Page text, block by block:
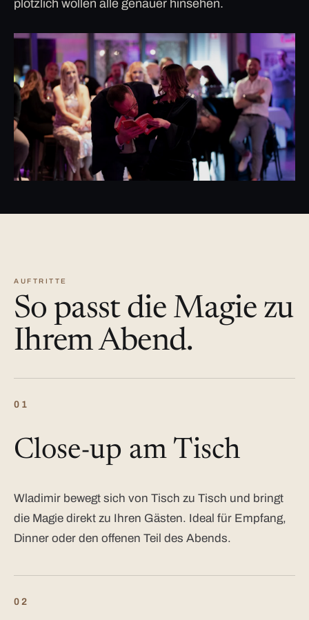
plötzlich wollen alle genauer hinsehen.
AUFTRITTE
So passt die Magie zu
Ihrem Abend.
01
Close-up am Tisch
Wladimir bewegt sich von Tisch zu Tisch und bringt
die Magie direkt zu Ihren Gästen. Ideal für Empfang,
Dinner oder den offenen Teil des Abends.
02